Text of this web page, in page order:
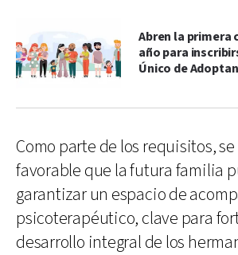
Abren la
año para
Único de
Como parte de los requisitos,
favorable que la futura familia
garantizar un espacio de
psicoterapéutico, clave para
desarrollo integral de los